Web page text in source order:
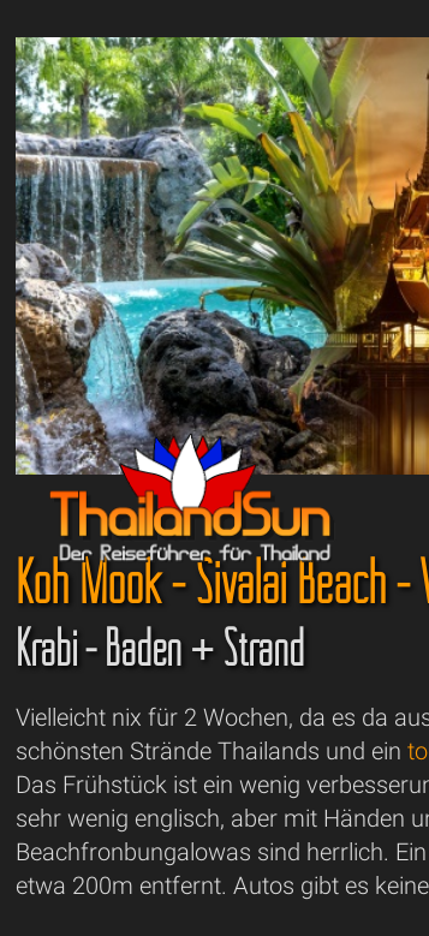
Koh Mook - Sivalai Beach -
Krabi - Baden + Strand
Vielleicht nix für 2 Wochen, da es da
schönsten Strände Thailands und ein
Das Frühstück ist ein wenig
sehr wenig englisch, aber mit Händen
Beachfronbungalowas sind herrlich.
etwa 200m entfernt. Autos gibt es